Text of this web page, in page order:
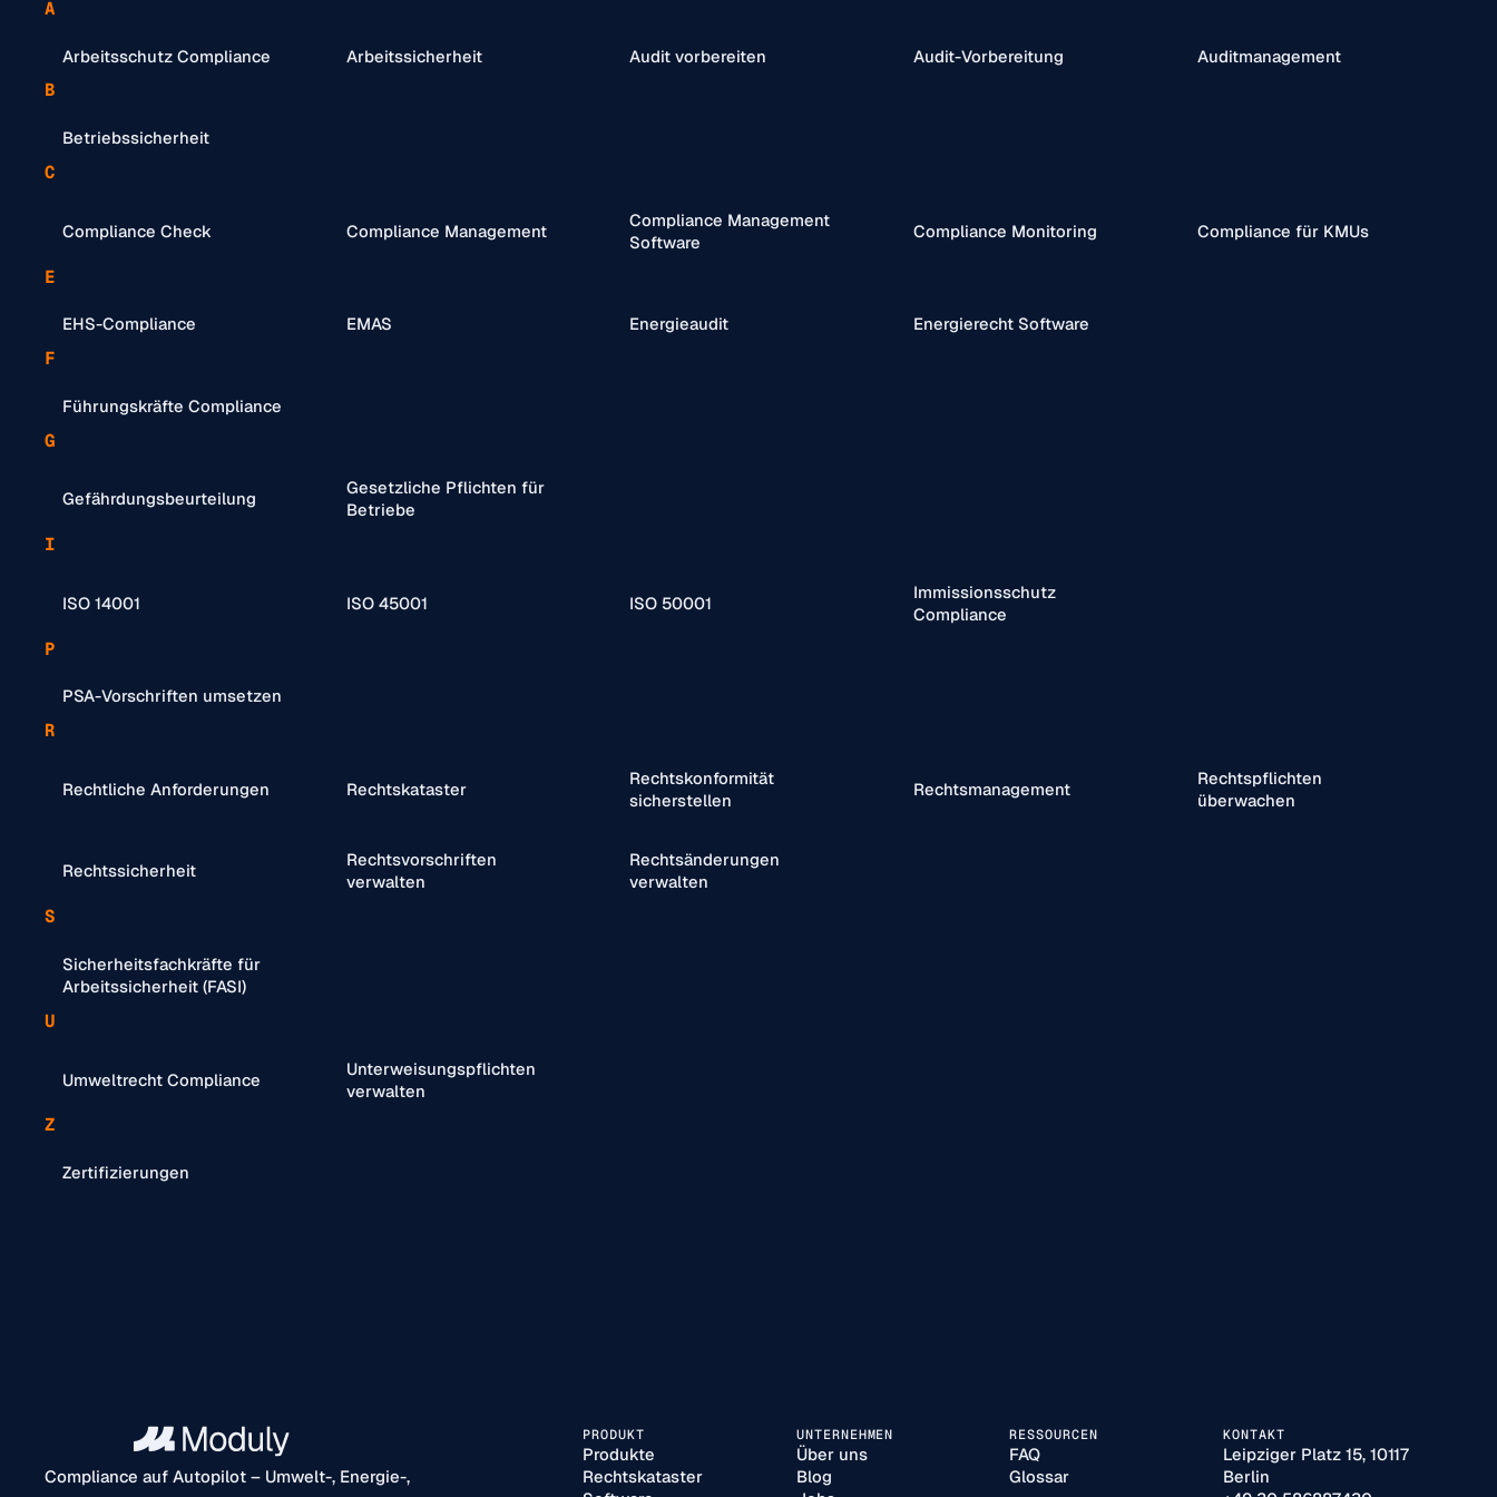
A
Arbeitsschutz Compliance Arbeitssicherheit Audit vorbereiten Audit-Vorbereitung Auditmanagement
B
Betriebssicherheit
C
Compliance Check Compliance Management
Compliance Management
Software
Compliance Monitoring Compliance für KMUs
E
EHS-Compliance EMAS Energieaudit Energierecht Software
F
Führungskräfte Compliance
G
Gefährdungsbeurteilung
Gesetzliche Pflichten für
Betriebe
I
ISO 14001 ISO 45001 ISO 50001
Immissionsschutz
Compliance
P
PSA-Vorschriften umsetzen
R
Rechtliche Anforderungen Rechtskataster
Rechtskonformität
sicherstellen
Rechtsmanagement
Rechtspflichten
überwachen
Rechtssicherheit
Rechtsvorschriften
verwalten
Rechtsänderungen
verwalten
S
Sicherheitsfachkräfte für
Arbeitssicherheit (FASI)
U
Umweltrecht Compliance
Unterweisungspflichten
verwalten
Z
Zertifizierungen
Compliance auf Autopilot – Umwelt-, Energie-,
PRODUKT
Produkte
Rechtskataster
UNTERNEHMEN
Über uns
Blog
RESSOURCEN
FAQ
Glossar
KONTAKT
Leipziger Platz 15, 10117
Berlin